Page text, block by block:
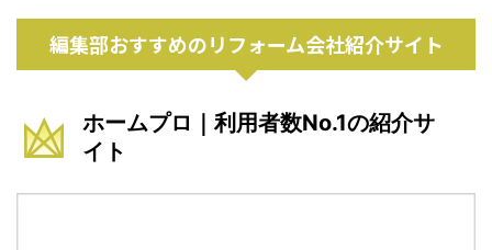
編集部おすすめのリフォーム会社紹介サイト
ホームプロ｜利用者数No.1の紹介サ
イト